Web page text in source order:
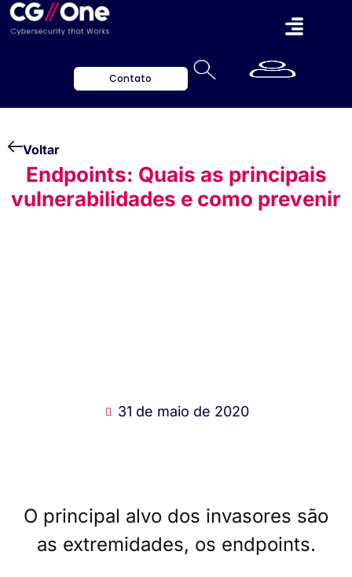
Contato
Voltar
Endpoints: Quais as principais
vulnerabilidades e como prevenir
31 de maio de 2020
O principal alvo dos invasores são
as extremidades, os endpoints.